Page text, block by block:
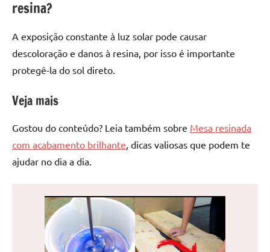
resina?
A exposição constante à luz solar pode causar
descoloração e danos à resina, por isso é importante
protegê-la do sol direto.
Veja mais
Gostou do conteúdo? Leia também sobre Mesa resinada
com acabamento brilhante , dicas valiosas que podem te
ajudar no dia a dia.